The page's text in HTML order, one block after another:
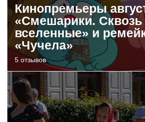
Кинопремьеры
«Смешарики. Сквозь
вселенные» и
«Чучела»
5 отзывов